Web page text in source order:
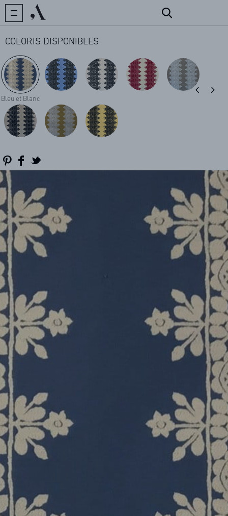
CRÉATEUR
CONTACT
RÉFÉRENCES
PROFESSIONNELS
FAQ
ACTUALITES
COLORIS DISPONIBLES
Bleu et Blanc